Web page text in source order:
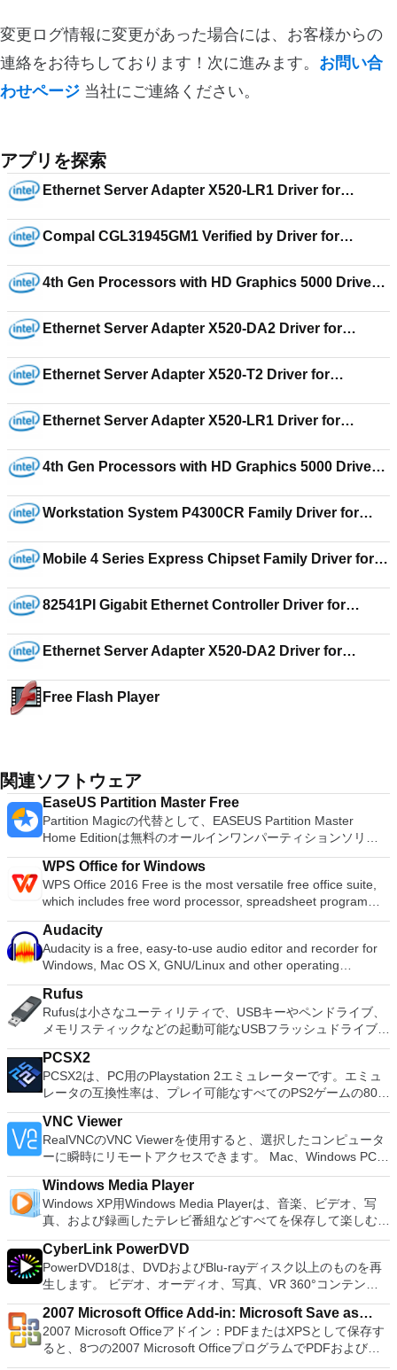
変更ログ情報に変更があった場合には、お客様からの
連絡をお待ちしております！次に進みます。 お問い合
わせページ 当社にご連絡ください。
アプリを探索
Ethernet Server Adapter X520-LR1 Driver for
Compal CGL31945GM1 Verified by Driver for
4th Gen Processors with HD Graphics 5000 Driver
Ethernet Server Adapter X520-DA2 Driver for
Ethernet Server Adapter X520-T2 Driver for
18.3
Ethernet Server Adapter X520-LR1 Driver for
4th Gen Processors with HD Graphics 5000 Driver
Workstation System P4300CR Family Driver for
Mobile 4 Series Express Chipset Family Driver for
82541PI Gigabit Ethernet Controller Driver for
Ethernet Server Adapter X520-DA2 Driver for
Free Flash Player
関連ソフトウェア
EaseUS Partition Master Free
Partition Magicの代替として、EASEUS Partition Master
Home Editionは無料のオールインワンパーティションソリュ
ーションおよびディスク管理ユーティリティです。パーティシ
ョンの拡張（特にシステムドライブ用）、ディスク領域の管
理、MBRおよびGUIDパーティションテーブル（GPT）ディス
クのディスク領域不足の問題の解決を可能にします。 パーテ
ィションのサイズ変更/移動システムドライブを拡張するディ
スクとパーティションをコピーパーティションをマージ分割パ
ーティション空き領域を再分配するダイナミックディスクの変
換パーティションを回復する
WPS Office for Windows
WPS Office 2016 Free is the most versatile free office suite,
which includes free word processor, spreadsheet program
and presentation maker. With these three programs you will
easily be able to deal with any office related tasks. WPS
Office 2016 Free has multiple language support for English,
French, German, Spanish, Portuguese,Russian and Polish
languages. To switch between languages requires only a
single click! Despite being a free suite, WPS Office comes
with many innovative features, such as the paragraph
adjustment tool and multiple tabbed feature. It also has a PDF
converter, spell check and word count feature. WPS Office
2016 Personal Edition supports switching language UI,File
Roaming and Docer online templates. Key features include:
Writer Efficient word processor. Presentation Multimedia
presentations creator. Spreadsheets Powerful tool for data
processing and analysis. 100% compatible with MS Office
document file types (.docx, .pptx, .xlsx, etc.). Thousands of
support (iOS and Android). WPS Cloud Storage included.
Although it is a free suite, WPS Office 2016 Free comes with
many innovative features, including a useful a paragraph
adjustment tool int he Writer program. It has an Office to PDF
converter, automatic spell checking and word count features.
It also has some neat tools such as the Watermark in
document, and converting PowerPoint to Word document
support. Overall, WPS Office 2016 Free is a good alternative
to Microsoft's offering. The Writer program is a versatile word
processor; the Presentation program is an easy to use and
effective slide show maker that helps you to create impressive
Audacity
Audacity is a free, easy-to-use audio editor and recorder for
Windows, Mac OS X, GNU/Linux and other operating
systems. You can use Audacity to: Record live audio. Convert
tapes and records into digital recordings or CDs. Edit Ogg
Vorbis, MP3, WAV or AIFF sound files. Cut, copy, splice or mix
sounds together. Change the speed or pitch of a recording.
Add new effects with LADSPA plug-ins. And more!
Rufus
Rufusは小さなユーティリティで、USBキーやペンドライブ、
メモリスティックなどの起動可能なUSBフラッシュドライブを
フォーマットおよび作成できます。 Rufusは、次のシナリオで
役立ちます。 Windows、Linux、およびUEFI用の起動可能な
ISOからUSBインストールメディアを作成する必要がある場
合。 OSがインストールされていないシステムで作業する必要
がある場合。 BIOSまたはその他のファームウェアをDOSから
フラッシュする必要がある場合。 低レベルのユーティリティ
を実行する必要がある場合。 Rufusは次の* ISOで動作しま
す：Arch Linux、Archbang、BartPE / pebuilder、CentOS、
Damn Small Linux、Fedora、FreeDOS、Gentoo、
gNewSense、Hiren&#39;s Boot CD、LiveXP、Knoppix、
Kubuntu、Linux Mint、NT Password Registry Editor、
OpenSUSE、Parted Magic、Slackware、Tails、Trinity
Rescue Kit、Ubuntu、Ultimate Boot CD、Windows XP（SP2
以降）、Windows Server 2003 R2、Windows Vista、
Windows 7、Windows 8。 *このリストは完全ではありませ
ア語、マレーシア語、セシュティナ、ダンスク、ドイツ語、英
語、スペイン語、フランス語、フルバツキー、イタリア語、ラ
トヴィエシュ、リエトゥビウ、マジャール、オランダ、ノルス
ク、ポルスキ、ポルトガル、ポルトガル、スロヴェンスキー、
PCSX2
PCSX2は、PC用のPlaystation 2エミュレーターです。エミュ
レータの互換性率は、プレイ可能なすべてのPS2ゲームの80％
以上を誇っています。かなり強力なコンピューターを所有して
いる場合、PCSX2は優れたエミュレーターです。また、この
アプリケーションはローエンドコンピューターのサポートも提
供するため、Playstation 2コンソールのすべての所有者は、
PCで動作するゲームを見ることができます。 PCSX2エミュレ
ーターを使用すると、PS2コントローラーを使用して、本物の
プレイステーション体験をシミュレートできます。このアプリ
ケーションでは、ディスクからゲームを直接実行することも、
ハードドライブからISOイメージとして実行することもできま
す。 主な機能は次のとおりです。 Savestates：ボタンを1つ
押すだけで、ゲームの現在の「状態」を保存できます。 無制
限のメモリーカード：好きなだけメモリーカードを保存でき、
8MBから64MBまでの単一の物理カードに制限されなくなりま
した。 高解像度グラフィックス：PCSX2を使用すると、
1080pまたは4K HDでゲームをプレイできます。 全体とし
VNC Viewer
RealVNCのVNC Viewerを使用すると、選択したコンピュータ
ーに瞬時にリモートアクセスできます。 Mac、Windows PC、
またはLinuxマシン、世界中のどこからでも。 VNC Viewerを
使用すると、コンピューターのデスクトップを表示したり、コ
ンピューターの前に直接座っているかのようにマウスとキーボ
ードを制御したりできます。 VNC Viewerは、インストールと
使用が簡単です。制御したいデバイスでインストーラーを実行
し、指示に従ってください。オプションで、Windowsでのリ
モート展開に使用可能なMSIがあります。デスクトッププラッ
トフォームにVNC Viewerをインストールする権限がない場合
は、スタンドアロンオプションを選択する必要があります。
主な機能は次のとおりです。 クラウドサービスを介してVNC
Connectを実行しているコンピューターに接続します。 Apple
Screen Sharing（ARD）などのサードパーティ製のVNC互換
Windows Media Player
Windows XP用Windows Media Playerは、音楽、ビデオ、写
真、および録画したテレビ番組などすべてを保存して楽しむ最
適な機能を搭載しています。 再生、表示、外出先で楽しむた
めのポータブル デバイスとの同期、さらには家中のデバイス
との共有も、すべて1か所で行えます。 シンプルなデザイン -
まったく新しい外観でデジタル エンターテイメントを楽しめ
ます。 大好きな音楽をより多く - デジタル音楽体験がさらに
楽しくなります。 エンターテイメントをすべて1つの場所に -
音楽、ビデオ、写真、録画したテレビ番組をすべて保存して楽
しめます。 どこでも楽しめる - どこにいても音楽、ビデオ、
CyberLink PowerDVD
PowerDVD18は、DVDおよびBlu-rayディスク以上のものを再
生します。 ビデオ、オーディオ、写真、VR 360°コンテン
ツ、さらにはYouTubeやVimeoにとっても、PowerDVD18は重
要なエンターテイメントの仲間です。 Ultra HD HDR TVとサ
ラウンドサウンドシステムの可能性を解き放ち、360°ビデオ
の増え続けるコレクションへのアクセスで仮想世界に没頭する
2007 Microsoft Office Add-in: Microsoft Save as
PDF or XPS
2007 Microsoft Officeアドイン：PDFまたはXPSとして保存す
ると、8つの2007 Microsoft OfficeプログラムでPDFおよび
XPS形式にエクスポートして保存できます。このツールを使用